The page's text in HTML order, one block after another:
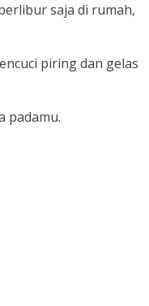
saja di rumah,
piring dan gelas
padamu.